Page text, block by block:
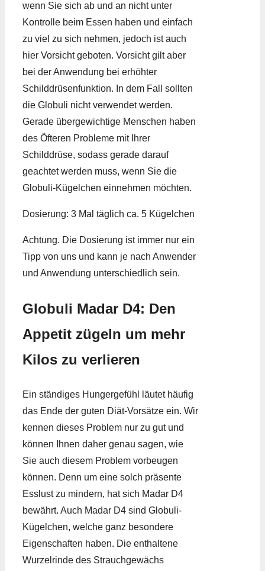
wenn Sie sich ab und an nicht unter
Kontrolle beim Essen haben und einfach
zu viel zu sich nehmen, jedoch ist auch
hier Vorsicht geboten. Vorsicht gilt aber
bei der Anwendung bei erhöhter
Schilddrüsenfunktion. In dem Fall sollten
die Globuli nicht verwendet werden.
Gerade übergewichtige Menschen haben
des Öfteren Probleme mit Ihrer
Schilddrüse, sodass gerade darauf
geachtet werden muss, wenn Sie die
Globuli-Kügelchen einnehmen möchten.
Dosierung: 3 Mal täglich ca. 5 Kügelchen
Achtung. Die Dosierung ist immer nur ein
Tipp von uns und kann je nach Anwender
und Anwendung unterschiedlich sein.
Globuli Madar D4: Den
Appetit zügeln um mehr
Kilos zu verlieren
Ein ständiges Hungergefühl läutet häufig
das Ende der guten Diät-Vorsätze ein. Wir
kennen dieses Problem nur zu gut und
können Ihnen daher genau sagen, wie
Sie auch diesem Problem vorbeugen
können. Denn um eine solch präsente
Esslust zu mindern, hat sich Madar D4
bewährt. Auch Madar D4 sind Globuli-
Kügelchen, welche ganz besondere
Eigenschaften haben. Die enthaltene
Wurzelrinde des Strauchgewächs